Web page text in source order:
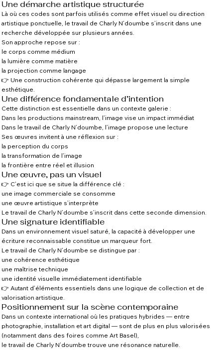
Une démarche artistique structurée
Là où ces codes sont parfois utilisés comme effet visuel ou direction
artistique ponctuelle, le travail de Charly N’doumbe s’inscrit dans une
recherche développée sur plusieurs années.
Son approche repose sur :
le corps comme médium
la lumière comme matière
la projection comme langage
👉 Une construction cohérente qui dépasse largement la simple
esthétique.
Une différence fondamentale d’intention
Cette distinction est essentielle dans un contexte galerie :
Dans les productions mainstream, l’image vise un impact immédiat
Dans le travail de Charly N’doumbe, l’image propose une lecture
Ses œuvres invitent à une réflexion sur :
la perception du corps
la transformation de l’image
la frontière entre réel et illusion
Une œuvre, pas un visuel
👉 C’est ici que se situe la différence clé :
une image commerciale se consomme
une œuvre artistique s’interprète
Le travail de Charly N’doumbe s’inscrit dans cette seconde dimension.
Une signature identifiable
Dans un environnement visuel saturé, la capacité à développer une
écriture reconnaissable constitue un marqueur fort.
Le travail de Charly N’doumbe se distingue par :
une cohérence esthétique
une maîtrise technique
une identité visuelle immédiatement identifiable
👉 Autant d’éléments essentiels dans une logique de collection et de
valorisation artistique.
Positionnement sur la scène contemporaine
Dans un contexte international où les pratiques hybrides — entre
photographie, installation et art digital — sont de plus en plus valorisées
(notamment dans des foires comme Art Basel),
le travail de Charly N’doumbe trouve une résonance naturelle.